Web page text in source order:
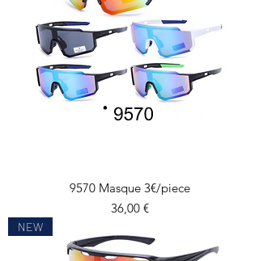
9570 Masque 3€/piece
Prix
36,00 €
NEW